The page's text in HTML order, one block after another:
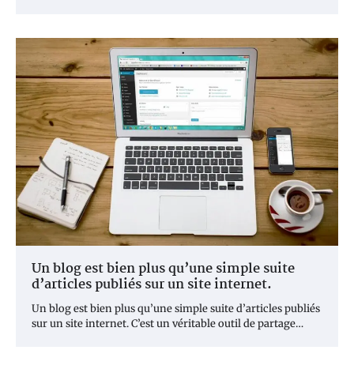
Un blog est bien plus qu’une simple suite
d’articles publiés sur un site internet.
Un blog est bien plus qu’une simple suite d’articles publiés
sur un site internet. C’est un véritable outil de partage…